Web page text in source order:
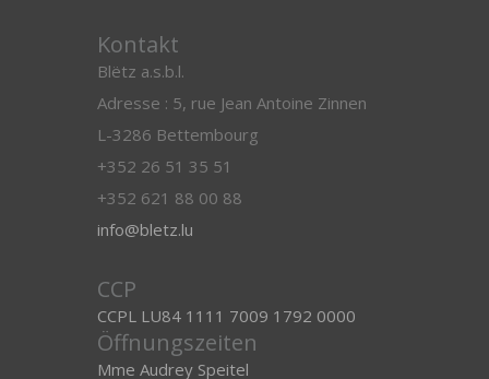
Kontakt
Blëtz a.s.b.l.
Adresse : 5, rue Jean Antoine Zinnen
L-3286 Bettembourg
+352 26 51 35 51
+352 621 88 00 88
info@bletz.lu
CCP
CCPL LU84 1111 7009 1792 0000
Öffnungszeiten
Mme Audrey Speitel